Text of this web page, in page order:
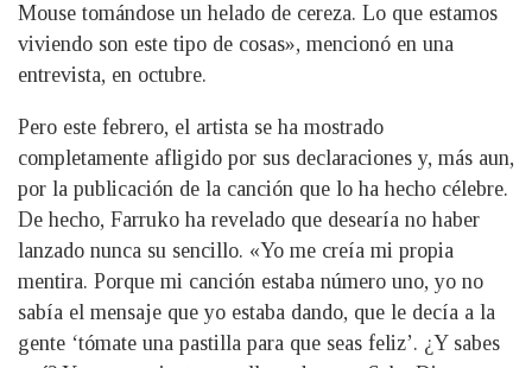
Mouse tomándose un helado de cereza. Lo que estamos
viviendo son este tipo de cosas», mencionó en una
entrevista, en octubre.
Pero este febrero, el artista se ha mostrado
completamente afligido por sus declaraciones y, más aun,
por la publicación de la canción que lo ha hecho célebre.
De hecho, Farruko ha revelado que desearía no haber
lanzado nunca su sencillo. «Yo me creía mi propia
mentira. Porque mi canción estaba número uno, yo no
sabía el mensaje que yo estaba dando, que le decía a la
gente ‘tómate una pastilla para que seas feliz’. ¿Y sabes